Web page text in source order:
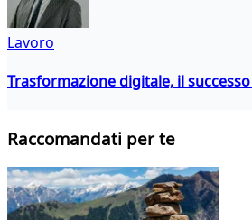
Lavoro
Trasformazione digitale, il
Raccomandati per te